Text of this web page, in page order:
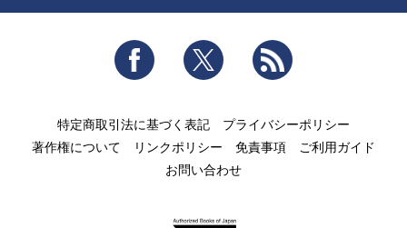
Facebook Twitter
特定商取引法に基づく表記
プライバシーポリシー
著作権について
リンクポリシー 免責事項
ご利用ガイド
お問い合わせ